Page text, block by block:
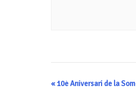
Navegació
«10è Aniversari de la